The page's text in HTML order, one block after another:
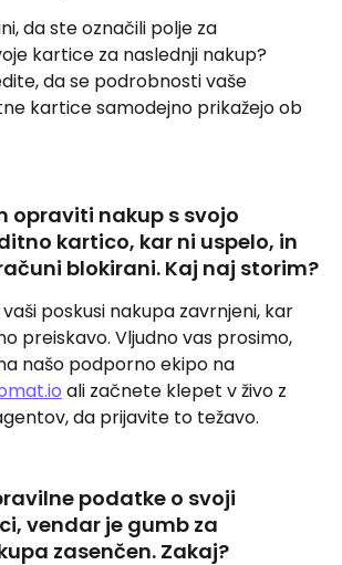
da ste označili polje za
kartice za naslednji nakup?
da se podrobnosti vaše
kartice samodejno prikažejo ob
opraviti nakup s svojo
kartico, kar ni uspelo, in
blokirani. Kaj naj storim?
vaši poskusi nakupa zavrnjeni, kar
preiskavo. Vljudno vas prosimo,
našo podporno ekipo na
ali začnete klepet v živo z
da prijavite to težavo.
podatke o svoji
vendar je gumb za
zasenčen. Zakaj?